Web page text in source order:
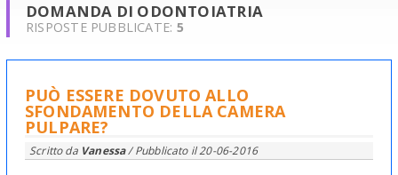
DOMANDA DI ODONTOIATRIA
RISPOSTE PUBBLICATE: 5
PUÒ ESSERE DOVUTO ALLO
SFONDAMENTO DELLA CAMERA
PULPARE?
Scritto da Vanessa/ Pubblicato il20-06-2016